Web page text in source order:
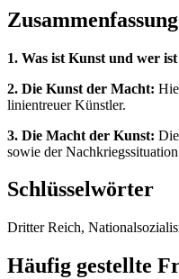
1. Was ist Kunst und wer
2. Die Kunst der Macht:
linientreuer Künstler.
3. Die Macht der Kunst:
sowie der
Schlüsselwörter
Dritter Reich,
Häufig gestellte